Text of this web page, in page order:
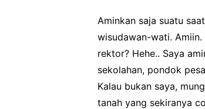
Aminkan saja suatu
wisudawan-wati.
rektor? Hehe.. Saya
sekolahan, pondok
Kalau bukan saya,
tanah yang sekiranya